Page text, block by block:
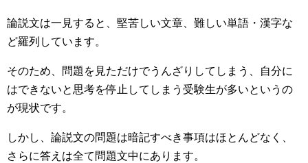
論説文は一見すると、堅苦しい文章、難しい単語・漢字な
ど羅列しています。
そのため、問題を見ただけでうんざりしてしまう、自分に
はできないと思考を停止してしまう受験生が多いというの
が現状です。
しかし、論説文の問題は暗記すべき事項はほとんどなく、
さらに答えは全て問題文中にあります。